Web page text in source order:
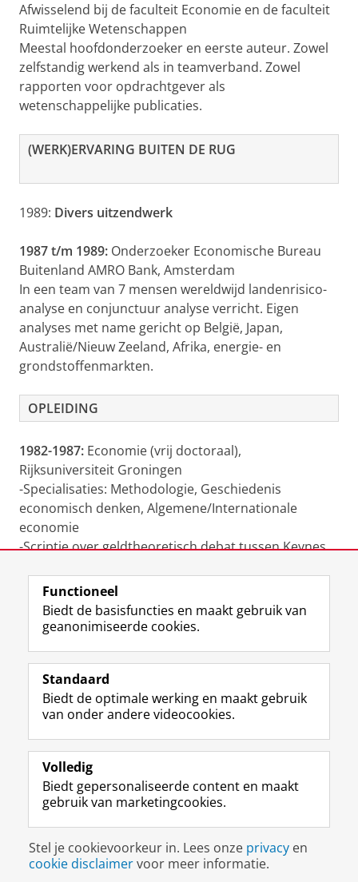
Afwisselend bij de faculteit Economie en de faculteit
Ruimtelijke Wetenschappen
Meestal hoofdonderzoeker en eerste auteur. Zowel
zelfstandig werkend als in teamverband. Zowel
rapporten voor opdrachtgever als
wetenschappelijke publicaties.
(WERK)ERVARING BUITEN DE RUG
1989: Divers uitzendwerk
1987 t/m 1989: Onderzoeker Economische Bureau
Buitenland AMRO Bank, Amsterdam
In een team van 7 mensen wereldwijd landenrisico-
analyse en conjunctuur analyse verricht. Eigen
analyses met name gericht op België, Japan,
Australië/Nieuw Zeeland, Afrika, energie- en
grondstoffenmarkten.
OPLEIDING
1982-1987: Economie (vrij doctoraal),
Rijksuniversiteit Groningen
-Specialisaties: Methodologie, Geschiedenis
economisch denken, Algemene/Internationale
economie
-Scriptie over geldtheoretisch debat tussen Keynes
Laatst gewijzigd: 15 juli 2022 13:10
Volg de RUG
F
a
e
b
o
p
a
i
n
a
L
i
k
e
I
-
p
g
i
n
R
S
-
f
e
R
k
s
u
I
n
t
r
m
c
c
o
Y
o
T
e
k
a
a
Studiekiezers
Alumni
Over ons
Disclaimer & Copyright
Inloggen
Functioneel
Biedt de basisfuncties en maakt gebruik van
geanonimiseerde cookies.
Standaard
Biedt de optimale werking en maakt gebruik
van onder andere videocookies.
Volledig
Biedt gepersonaliseerde content en maakt
gebruik van marketingcookies.
Stel je cookievoorkeur in. Lees onze privacy en
cookie disclaimervoor meer informatie.